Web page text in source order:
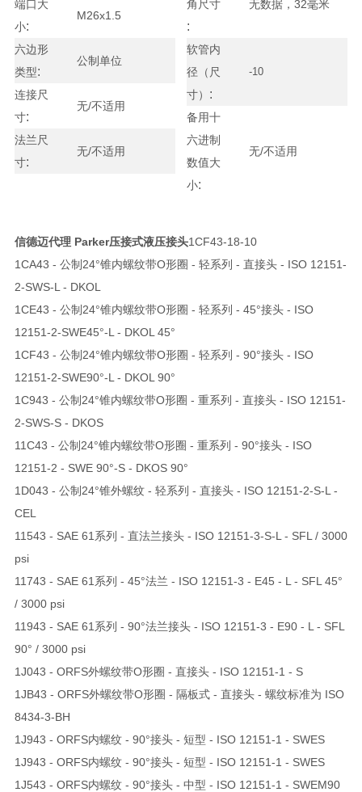
端口大
小:
M26x1.5
六边形
类型:
公制单位
连接尺
寸:
无/不适用
法兰尺
寸:
无/不适用
角尺寸
:
无数据，32毫米
软管内
径（尺
寸） :
-10
备用十
六进制
数值大
小:
无/不适用
信德迈代理 Parker压接式液压接头1CF43-18-10
1CA43 - 公制24°锥内螺纹带O形圈 - 轻系列 - 直接头 - ISO 12151-
2-SWS-L - DKOL
1CE43 - 公制24°锥内螺纹带O形圈 - 轻系列 - 45°接头 - ISO
12151-2-SWE45°-L - DKOL 45°
1CF43 - 公制24°锥内螺纹带O形圈 - 轻系列 - 90°接头 - ISO
12151-2-SWE90°-L - DKOL 90°
1C943 - 公制24°锥内螺纹带O形圈 - 重系列 - 直接头 - ISO 12151-
2-SWS-S - DKOS
11C43 - 公制24°锥内螺纹带O形圈 - 重系列 - 90°接头 - ISO
12151-2 - SWE 90°-S - DKOS 90°
1D043 - 公制24°锥外螺纹 - 轻系列 - 直接头 - ISO 12151-2-S-L -
CEL
11543 - SAE 61系列 - 直法兰接头 - ISO 12151-3-S-L - SFL / 3000
psi
11743 - SAE 61系列 - 45°法兰 - ISO 12151-3 - E45 - L - SFL 45°
/ 3000 psi
11943 - SAE 61系列 - 90°法兰接头 - ISO 12151-3 - E90 - L - SFL
90° / 3000 psi
1J043 - ORFS外螺纹带O形圈 - 直接头 - ISO 12151-1 - S
1JB43 - ORFS外螺纹带O形圈 - 隔板式 - 直接头 - 螺纹标准为 ISO
8434-3-BH
1J943 - ORFS内螺纹 - 90°接头 - 短型 - ISO 12151-1 - SWES
1J943 - ORFS内螺纹 - 90°接头 - 短型 - ISO 12151-1 - SWES
1J543 - ORFS内螺纹 - 90°接头 - 中型 - ISO 12151-1 - SWEM90